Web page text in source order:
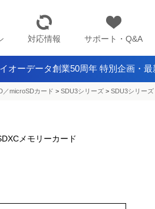
対応情報 サポート・Q&A
オーデータ創業50周年 特別企画・最
／microSDカード > SDU3シリーズ > SDU3シリー
メモリーカード